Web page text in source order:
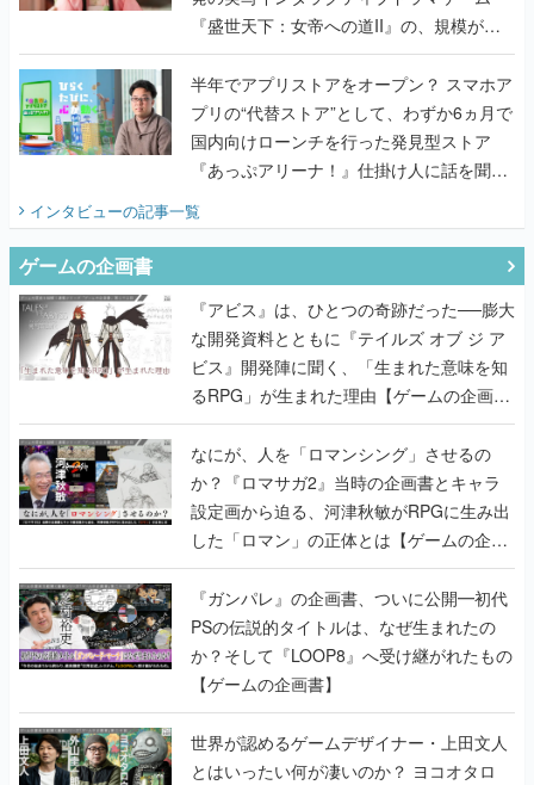
『盛世天下：女帝への道II』の、規模が違
うこだわりをプロデューサーに聞いた
半年でアプリストアをオープン？ スマホア
プリの“代替ストア”として、わずか6ヵ月で
国内向けローンチを行った発見型ストア
『あっぷアリーナ！』仕掛け人に話を聞い
てみた
インタビューの記事一覧
ゲームの企画書
『アビス』は、ひとつの奇跡だった──膨大
な開発資料とともに『テイルズ オブ ジ ア
ビス』開発陣に聞く、「生まれた意味を知
るRPG」が生まれた理由【ゲームの企画
書】
なにが、人を「ロマンシング」させるの
か？『ロマサガ2』当時の企画書とキャラ
設定画から迫る、河津秋敏がRPGに生み出
した「ロマン」の正体とは【ゲームの企画
書】
『ガンパレ』の企画書、ついに公開━初代
PSの伝説的タイトルは、なぜ生まれたの
か？そして『LOOP8』へ受け継がれたもの
【ゲームの企画書】
世界が認めるゲームデザイナー・上田文人
とはいったい何が凄いのか？ ヨコオタロ